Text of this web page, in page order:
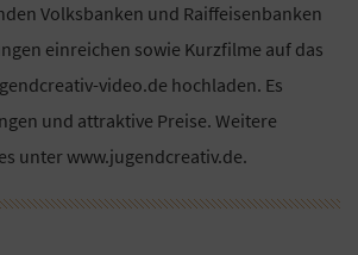
Volksbanken und Raiffeisenbanken
einreichen sowie Kurzfilme auf das
video.de hochladen. Es
und attraktive Preise. Weitere
unter www.jugendcreativ.de.